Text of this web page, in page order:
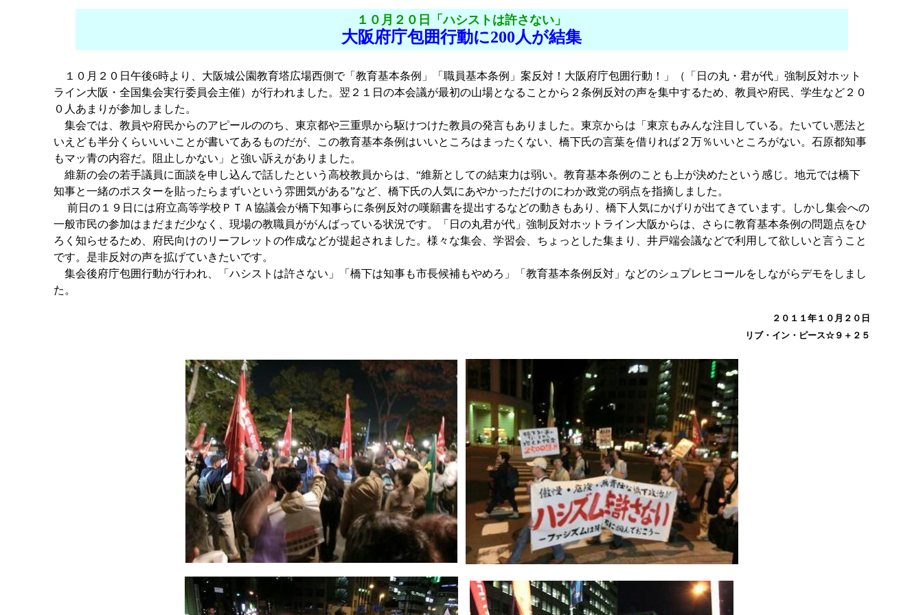
１０月２０日「ハシストは許さない」
大阪府庁包囲行動に200人が結集
１０月２０日午後6時より、大阪城公園教育塔広場西側で「教育基本条例」「職員基本条例」案反対！大阪府庁包囲行動！」（「日の丸・君が代」強制反対ホット
ライン大阪・全国集会実行委員会主催）が行われました。翌２１日の本会議が最初の山場となることから２条例反対の声を集中するため、教員や府民、学生など２０
０人あまりが参加しました。
集会では、教員や府民からのアピールののち、東京都や三重県から駆けつけた教員の発言もありました。東京からは「東京もみんな注目している。たいてい悪法と
いえども半分くらいいいことが書いてあるものだが、この教育基本条例はいいところはまったくない、橋下氏の言葉を借りれば２万％いいところがない。石原都知事
もマッ青の内容だ。阻止しかない」と強い訴えがありました。
維新の会の若手議員に面談を申し込んで話したという高校教員からは、“維新としての結束力は弱い。教育基本条例のことも上が決めたという感じ。地元では橋下
知事と一緒のポスターを貼ったらまずいという雰囲気がある”など、橋下氏の人気にあやかっただけのにわか政党の弱点を指摘しました。
前日の１９日には府立高等学校ＰＴＡ協議会が橋下知事らに条例反対の嘆願書を提出するなどの動きもあり、橋下人気にかげりが出てきています。しかし集会への
一般市民の参加はまだまだ少なく、現場の教職員ががんばっている状況です。「日の丸君が代」強制反対ホットライン大阪からは、さらに教育基本条例の問題点をひ
ろく知らせるため、府民向けのリーフレットの作成などが提起されました。様々な集会、学習会、ちょっとした集まり、井戸端会議などで利用して欲しいと言うこと
です。是非反対の声を拡げていきたいです。
集会後府庁包囲行動が行われ、「ハシストは許さない」「橋下は知事も市長候補もやめろ」「教育基本条例反対」などのシュプレヒコールをしながらデモをしまし
た。
２０１１年１０月２０日
リブ・イン・ピース☆９＋２５